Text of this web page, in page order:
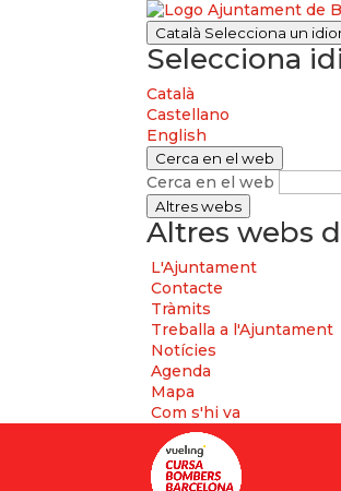
Català Selecciona un
Selecciona
Català
Castellano
English
Cerca en el web
Cerca en el web
Altres webs
Altres webs
L'Ajuntament
Contacte
Tràmits
Treballa a l'Ajuntament
Notícies
Agenda
Mapa
Com s'hi va